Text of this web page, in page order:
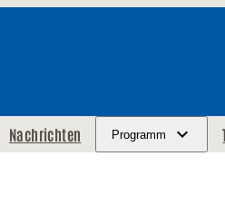
Nachrichten Programm